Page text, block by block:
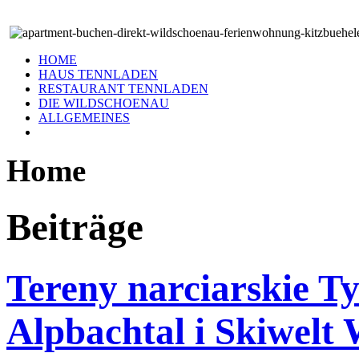
HOME
HAUS TENNLADEN
RESTAURANT TENNLADEN
DIE WILDSCHOENAU
ALLGEMEINES
Home
Beiträge
Tereny narciarskie
Alpbachtal i Skiwelt